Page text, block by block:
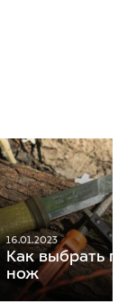
16.01.2023
Как выбрать
нож